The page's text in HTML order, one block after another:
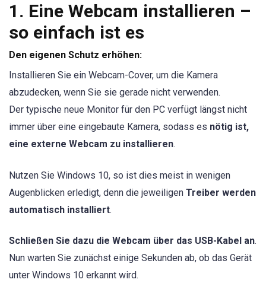
1. Eine Webcam installieren –
so einfach ist es
Den eigenen Schutz erhöhen:
Installieren Sie ein Webcam-Cover, um die Kamera
abzudecken, wenn Sie sie gerade nicht verwenden.
Der typische neue Monitor für den PC verfügt längst nicht
immer über eine eingebaute Kamera, sodass es nötig ist,
eine externe Webcam zu installieren.
Nutzen Sie Windows 10, so ist dies meist in wenigen
Augenblicken erledigt, denn die jeweiligen Treiber werden
automatisch installiert.
Schließen Sie dazu die Webcam über das USB-Kabel an.
Nun warten Sie zunächst einige Sekunden ab, ob das Gerät
unter Windows 10 erkannt wird.